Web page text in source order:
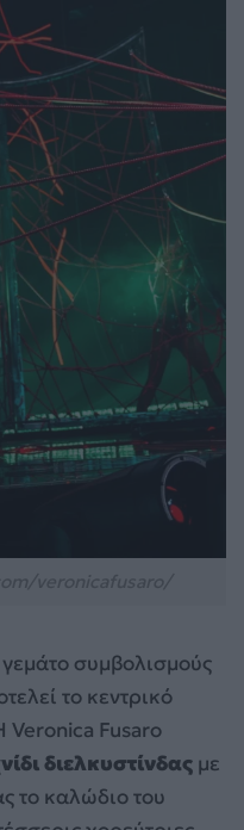
συμβολισμούς
το κεντρικό
Veronica Fusaro
διελκυστίνδας με
το καλώδιο του